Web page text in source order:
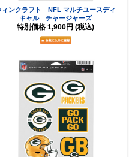
ィンクラフト NFL マルチユースディ
キャル チャージャーズ
特別価格 1,900円 (税込)